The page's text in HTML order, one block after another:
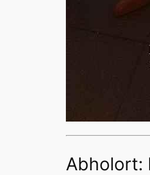
Abholort: